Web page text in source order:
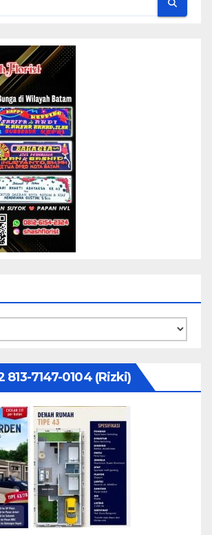
813-7147-0104‬ (Rizki)